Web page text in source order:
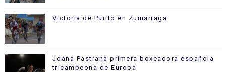
Victoria de Purito en Zumárraga
Joana Pastrana primera boxeadora española
tricampeona de Europa